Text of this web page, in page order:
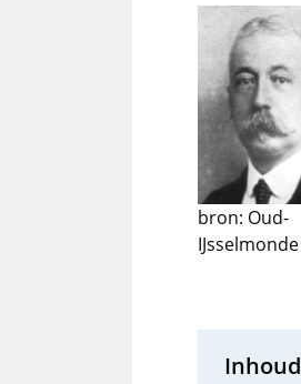
bron: Oud-
IJsselmonde
Inhoud